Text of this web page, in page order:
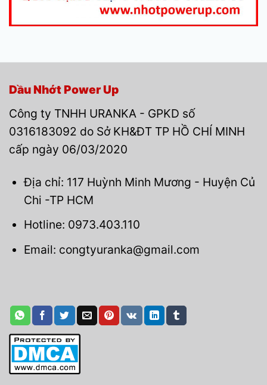
Dầu Nhớt Power Up
Công ty TNHH URANKA - GPKD số
0316183092 do Sở KH&ĐT TP HỒ CHÍ MINH
cấp ngày 06/03/2020
Địa chỉ: 117 Huỳnh Minh Mương - Huyện Củ
Chi -TP HCM
Hotline: 0973.403.110
Email: congtyuranka@gmail.com